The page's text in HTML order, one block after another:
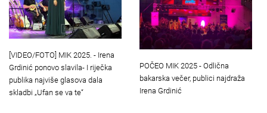
[VIDEO/FOTO] MIK 2025. - Irena
Grdinić ponovo slavila- I riječka
publika najviše glasova dala
skladbi „Ufan se va te“
POČEO MIK 2025 - Odlična
bakarska večer, publici najdraža
Irena Grdinić